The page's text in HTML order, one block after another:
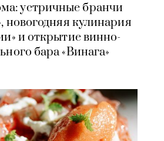
устричные бранчи
новогодняя кулинария
и открытие винно-
бара «Винага»